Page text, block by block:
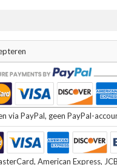
via PayPal, geen PayPal-
American Express,